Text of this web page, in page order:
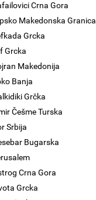
Crna Gora
Makedonska Granica
Grcka
Grcka
Makedonija
Banja
Grčka
Češme Turska
Srbija
Bugarska
Crna Gora
Grcka